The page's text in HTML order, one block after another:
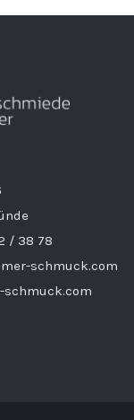
/ 38 78
schmuck.com